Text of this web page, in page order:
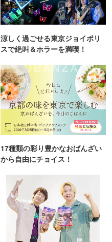
涼しく過ごせる東京ジョイポリ
スで絶叫＆ホラーを満喫！
17種類の彩り豊かなおばんざい
から自由にチョイス！